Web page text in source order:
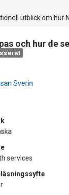
utblick om
och hur de
Sverin
services